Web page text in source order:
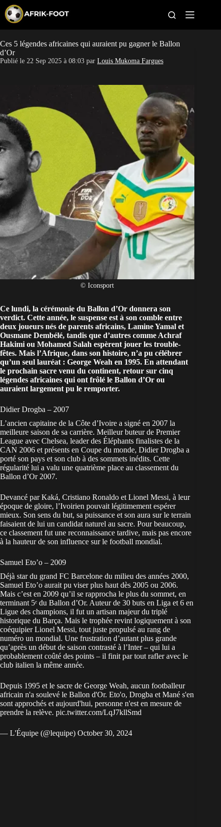
p
o
c
o
CAN féminine
Pays
Clubs
Classement
Paris sportifs
Ces 5 légendes africaines qui auraient pu gagner le Ballon
d’Or
Publié le 22 Sep 2025 à 08:03 par Louis Mukoma Fargues
© Iconsport
Ce lundi, la cérémonie du Ballon d’Or donnera son
verdict. Cette année, le suspense est à son comble entre
deux joueurs nés de parents africains, Lamine Yamal et
Ousmane Dembélé, tandis que d’autres comme Achraf
Hakimi ou Mohamed Salah espèrent jouer les trouble-
fêtes. Mais l’Afrique, dans son histoire, n’a pu célébrer
qu’un seul lauréat : George Weah en 1995. En attendant
le prochain sacre venu du continent, retour sur cinq
légendes africaines qui ont frôlé le Ballon d’Or ou
auraient largement pu le remporter.
Didier Drogba – 2007
L’ancien capitaine de la Côte d’Ivoire a signé en 2007 la
meilleure saison de sa carrière. Meilleur buteur de Premier
League avec Chelsea, leader des Éléphants finalistes de la
CAN 2006 et présents en Coupe du monde, Didier Drogba a
porté son pays et son club à des sommets inédits. Cette
régularité lui a valu une quatrième place au classement du
Ballon d’Or2007.
Devancé par Kaká, Cristiano Ronaldo et Lionel Messi, à leur
époque de gloire, l’Ivoirien pouvait légitimement espérer
mieux. Son sens du but, sa puissance et son aura sur le terrain
faisaient de lui un candidat naturel au sacre. Pour beaucoup,
ce classement fut une reconnaissance tardive, mais pas encore
à la hauteur de son influence sur le football mondial.
Samuel Eto’o – 2009
Déjà star du grand FC Barcelone du milieu des années 2000,
Samuel Eto’o aurait pu viser plus haut dès 2005 ou 2006.
Mais c’est en 2009 qu’il se rapprocha le plus du sommet, en
terminant 5ᵉ du Ballon d’Or. Auteur de 30 buts en Liga et 6 en
Ligue des champions, il fut un artisan majeur du triplé
historique du Barça. Mais le trophée revint logiquement à son
coéquipier Lionel Messi, tout juste propulsé au rang de
numéro un mondial. Une frustration d’autant plus grande
qu’après un début de saison contrasté à l’Inter – qui lui a
probablement coûté des points – il finit par tout rafler avec le
club italien la même année.
Depuis 1995 et le sacre de George Weah, aucun footballeur
africain n'a soulevé le Ballon d'Or. Eto'o, Drogba et Mané s'en
sont approchés et aujourd'hui, personne n'est en mesure de
prendre la relève. pic.twitter.com/LqJ7kllSmd
— L'Équipe (@lequipe) October 30, 2024